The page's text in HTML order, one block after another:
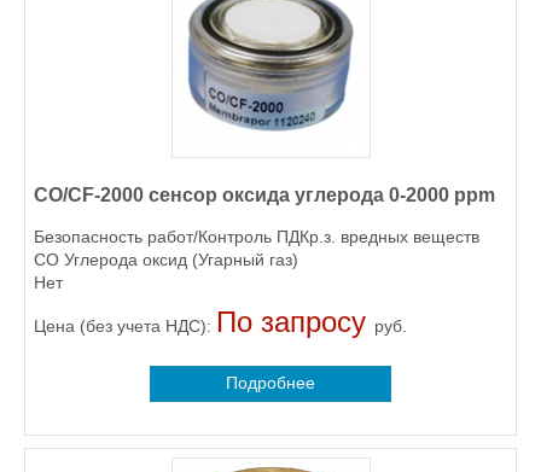
CO/CF-2000 сенсор оксида углерода 0-2000 ppm
Безопасность работ/Контроль ПДКр.з. вредных веществ
CO Углерода оксид (Угарный газ)
Нет
Цена (без учета НДС): По запросу руб.
Подробнее